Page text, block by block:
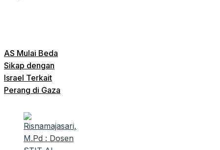
AS Mulai Beda
Sikap dengan
Israel Terkait
Perang di Gaza